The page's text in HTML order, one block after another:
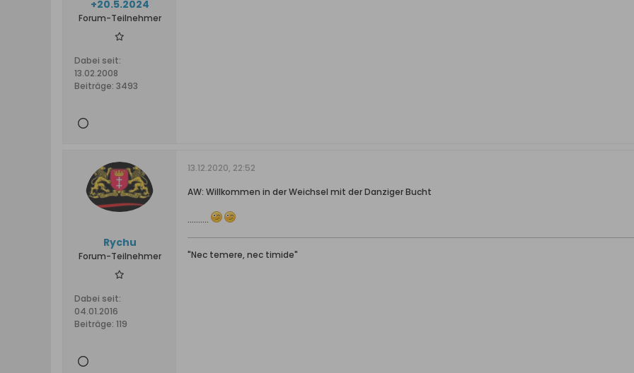
+20.5.2024
Forum-Teilnehmer
Dabei seit:
13.02.2008
Beiträge: 3493
Rychu
Forum-Teilnehmer
Dabei seit:
04.01.2016
Beiträge: 119
13.12.2020, 22:52
AW: Willkommen in der Weichsel mit der Danziger Bucht
..........
"Nec temere, nec timide"